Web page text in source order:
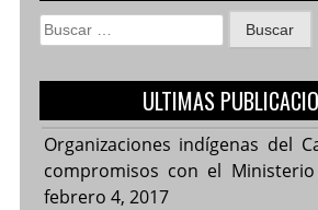
Buscar:
ULTIMAS
Organizaciones indígenas del
compromisos con el
febrero 4, 2017